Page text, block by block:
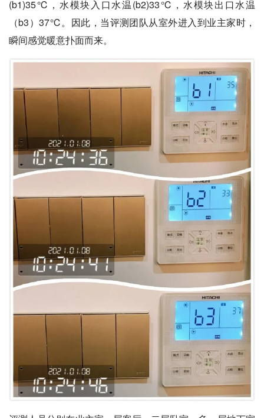
(b1)35℃，水模块入口水温(b2)33℃，水模块出口水温
（b3）37℃。因此，当评测团队从室外进入到业主家时，
瞬间感觉暖意扑面而来。